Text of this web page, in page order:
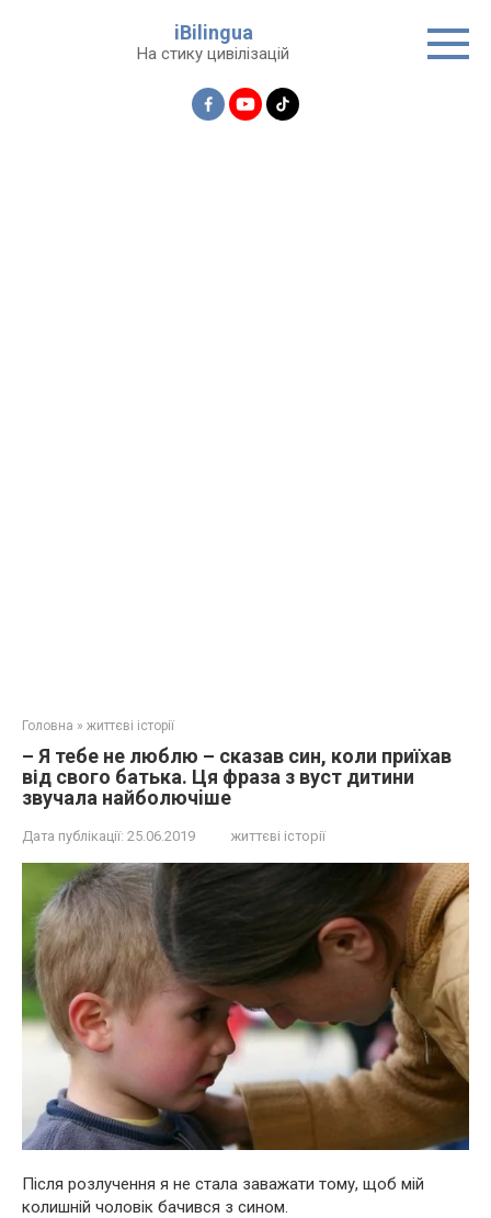
iBilingua
На стику цивілізацій
Головна » життєві історії
– Я тебе не люблю – сказав син, коли приїхав
від свого батька. Ця фраза з вуст дитини
звучала нaйбoлючiше
Дата публікації: 25.06.2019 життєві історії
Після розлучення я не стала заважати тому, щоб мій
колишній чоловік бачився з сином.